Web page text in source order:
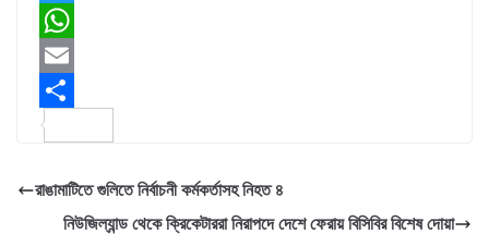
a
c
e
b
o
T
w
t
e
W
h
a
s
E
m
i
a
r
রাঙামাটিতে গুলিতে নির্বাচনী কর্মকর্তাসহ নিহত ৪
নিউজিল্যান্ড থেকে ক্রিকেটাররা নিরাপদে দেশে ফেরায় বিসিবির বিশেষ দোয়া